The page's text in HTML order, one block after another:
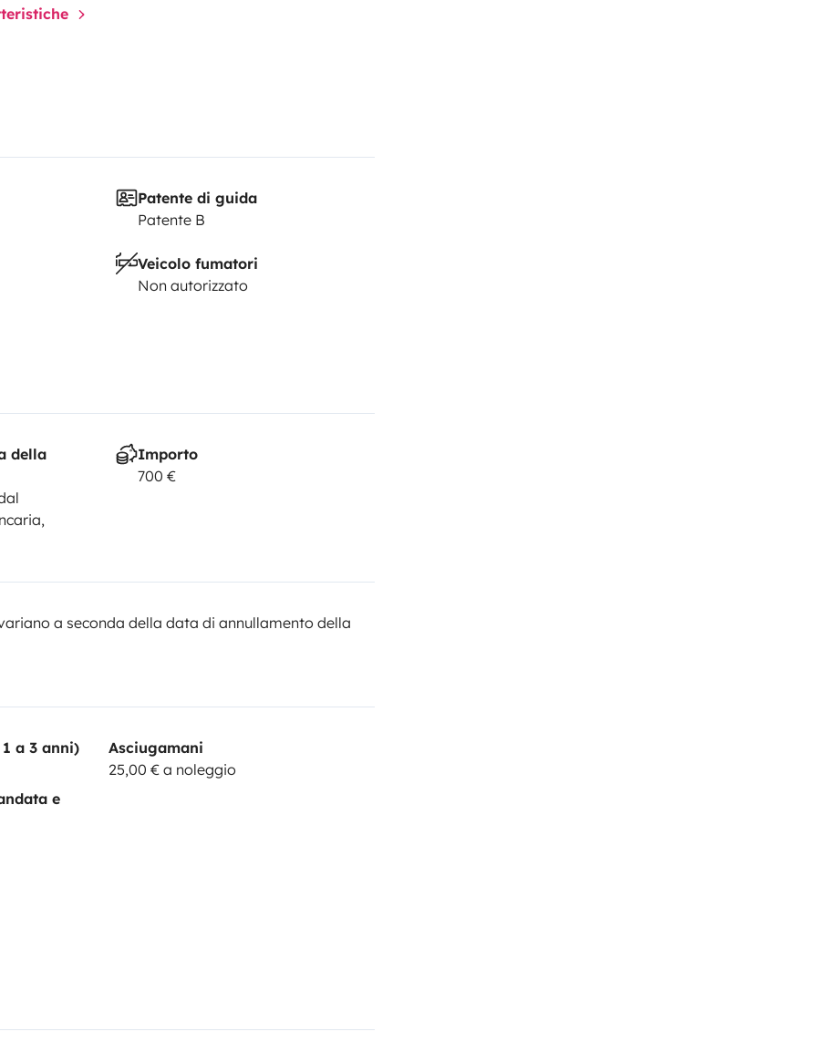
Patente di guida
Patente B
Veicolo fumatori
Non autorizzato
della
Importo
700 €
a seconda della data di annullamento della
a 3 anni)
Asciugamani
25,00 € a noleggio
e